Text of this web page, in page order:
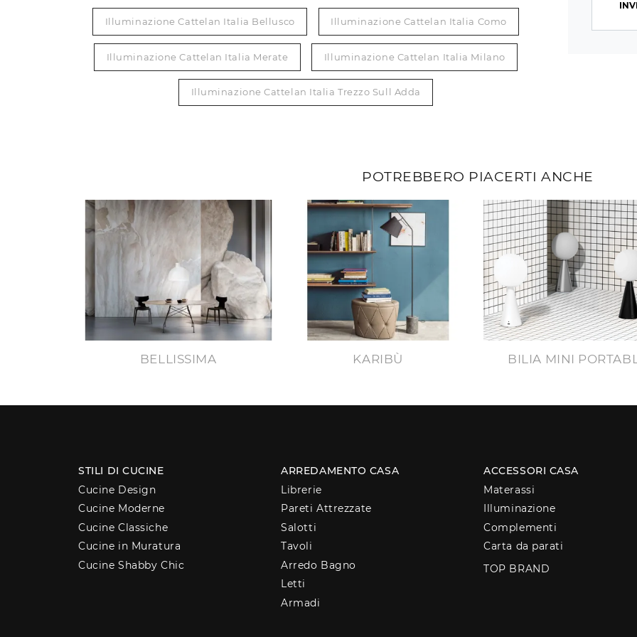
Illuminazione Cattelan Italia Bellusco Illuminazione Cattelan Italia Como
Illuminazione Cattelan Italia Merate Illuminazione Cattelan Italia Milano
Illuminazione Cattelan Italia Trezzo Sull Adda
POTREBBERO PIACERTI ANCHE
BELLISSIMA KARIBÙ BILIA MINI
STILI DI CUCINE
Cucine Design
Cucine Moderne
Cucine Classiche
Cucine in Muratura
Cucine Shabby Chic
ARREDAMENTO CASA
Librerie
Pareti Attrezzate
Salotti
Tavoli
Arredo Bagno
Letti
Armadi
ACCESSORI CASA
Materassi
Illuminazione
Complementi
Carta da parati
TOP BRAND